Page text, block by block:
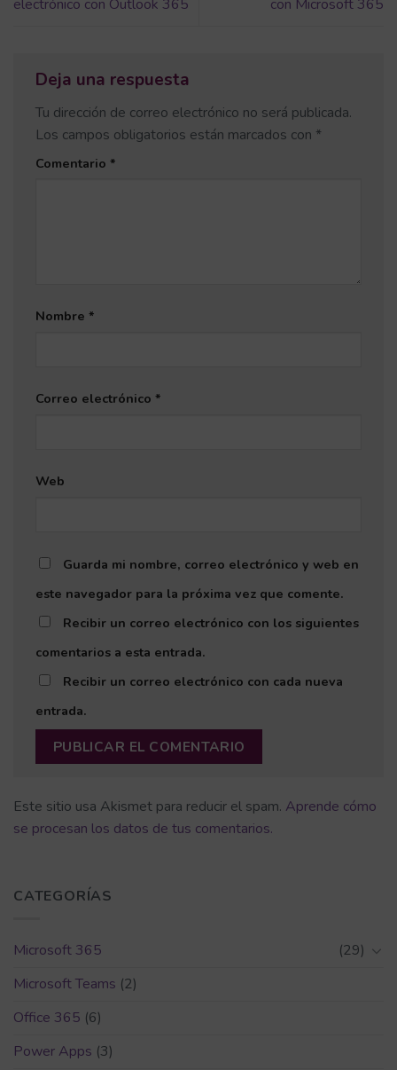
electrónico con Outlook 365
con Microsoft 365
Deja una respuesta
Tu dirección de correo electrónico no será publicada.
Los campos obligatorios están marcados con *
Comentario *
Nombre *
Correo electrónico *
Web
Guarda mi nombre, correo electrónico y web en
este navegador para la próxima vez que comente.
Recibir un correo electrónico con los siguientes
comentarios a esta entrada.
Recibir un correo electrónico con cada nueva
entrada.
Este sitio usa Akismet para reducir el spam. Aprende cómo
se procesan los datos de tus comentarios.
CATEGORÍAS
Microsoft 365
(29)
Microsoft Teams (2)
Office 365 (6)
Power Apps (3)